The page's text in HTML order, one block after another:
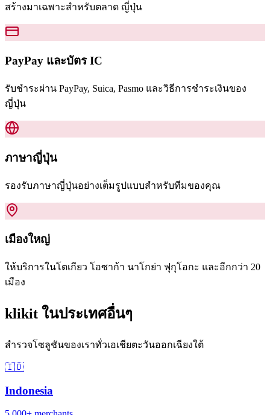
สร้างมาเฉพาะสำหรับตลาด ญี่ปุ่น
PayPay และบัตร IC
รับชำระผ่าน PayPay, Suica, Pasmo และวิธีการชำระเงินของ
ญี่ปุ่น
ภาษาญี่ปุ่น
รองรับภาษาญี่ปุ่นอย่างเต็มรูปแบบสำหรับทีมของคุณ
เมืองใหญ่
ให้บริการในโตเกียว โอซาก้า นาโกย่า ฟุกุโอกะ และอีกกว่า 20
เมือง
klikit ในประเทศอื่นๆ
สำรวจโซลูชันของเราทั่วเอเชียตะวันออกเฉียงใต้
🇮🇩
Indonesia